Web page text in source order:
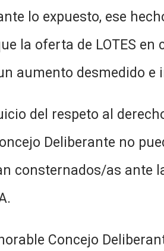
lo expuesto, ese
la oferta de LOTES
un aumento desmedido
del respeto al
Deliberante no
consternados/as ante
Concejo